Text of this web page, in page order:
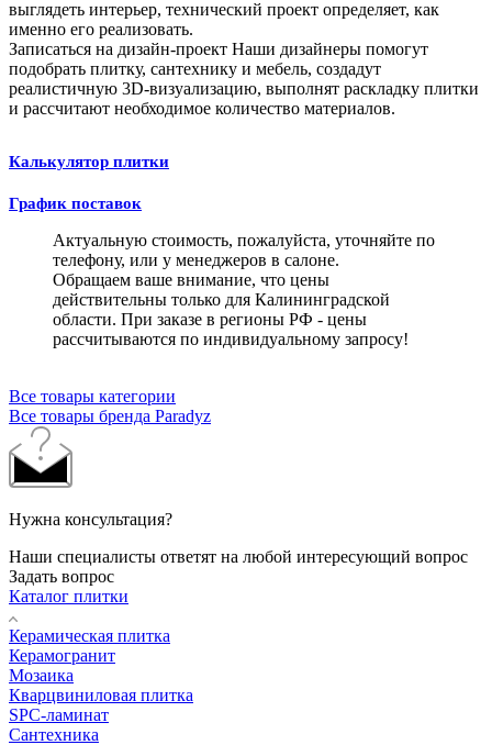
выглядеть интерьер, технический проект определяет, как
именно его реализовать.
Записаться на дизайн-проект Наши дизайнеры помогут
подобрать плитку, сантехнику и мебель, создадут
реалистичную 3D-визуализацию, выполнят раскладку плитки
и рассчитают необходимое количество материалов.
Калькулятор плитки
График поставок
Актуальную стоимость, пожалуйста, уточняйте по
телефону, или у менеджеров в салоне.
Обращаем ваше внимание, что цены
действительны только для Калининградской
области. При заказе в регионы РФ - цены
рассчитываются по индивидуальному запросу!
Все товары категории
Все товары бренда Paradyz
Нужна консультация?
Наши специалисты ответят на любой интересующий вопрос
Задать вопрос
Каталог плитки
Керамическая плитка
Керамогранит
Мозаика
Кварцвиниловая плитка
SPC-ламинат
Сантехника